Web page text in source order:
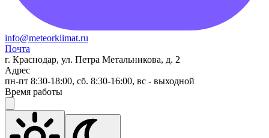
info@meteorklimat.ru
Почта
г. Краснодар, ул. Петра Метальникова, д. 2
Адрес
пн-пт 8:30-18:00, сб. 8:30-16:00, вс - выходной
Время работы